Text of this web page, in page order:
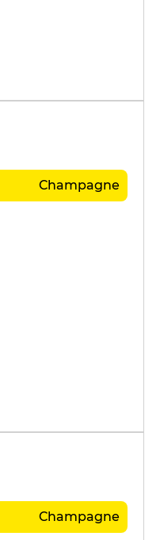
Champagne
Champagne